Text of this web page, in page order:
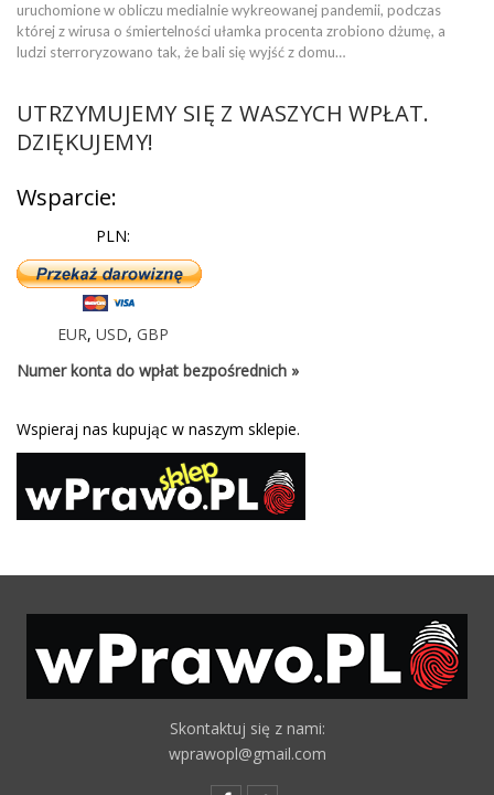
uruchomione w obliczu medialnie wykreowanej pandemii, podczas
której z wirusa o śmiertelności ułamka procenta zrobiono dżumę, a
ludzi sterroryzowano tak, że bali się wyjść z domu…
UTRZYMUJEMY SIĘ Z WASZYCH WPŁAT.
DZIĘKUJEMY!
Wsparcie:
PLN:
EUR, USD, GBP
Numer konta do wpłat bezpośrednich »
Wspieraj nas kupując w naszym sklepie.
Skontaktuj się z nami:
wprawopl@gmail.com